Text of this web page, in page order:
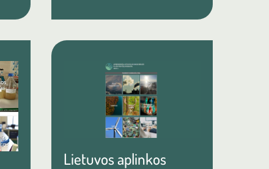
Lietuvos aplinkos